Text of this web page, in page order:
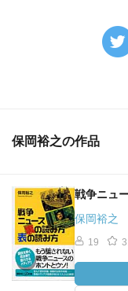
保岡裕之の作品
戦争ニュ
保岡裕之
19